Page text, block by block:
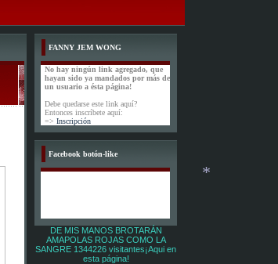
FANNY JEM WONG
No hay ningún link agregado, que
hayan sido ya mandados por más de
un usuario a ésta página!
Debe quedarse este link aquí?
Entonces inscríbete aquí:
=> Inscripción
Facebook botón-like
DE MIS MANOS BROTARÁN
AMAPOLAS ROJAS COMO LA
SANGRE 1344226 visitantes¡Aqui en
esta página!